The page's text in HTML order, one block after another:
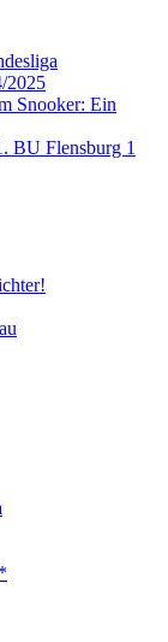
2025
Snooker: Ein
BU Flensburg 1